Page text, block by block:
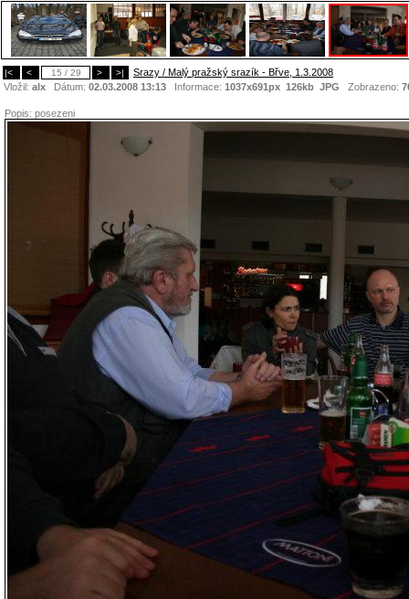
|< < 15 / 29 > >|
Srazy / Malý pražský srazík - Břve, 1.3.2008
Vložil: alx Dátum: 02.03.2008 13:13 Informace: 1037x691px 126kb JPG Zobrazeno:
Popis: posezeni